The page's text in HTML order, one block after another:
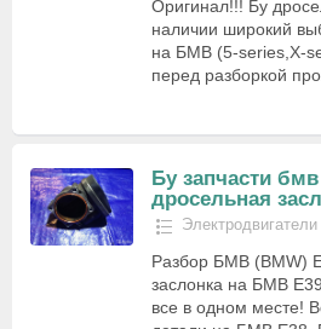
Оригинал!!! Бу
наличии широкий
на БМВ (5-series,X-
перед разборкой
Бу запчасти
дросельная
Разбор БМВ (BMW)
заслонка на БМВ
все в одном месте!